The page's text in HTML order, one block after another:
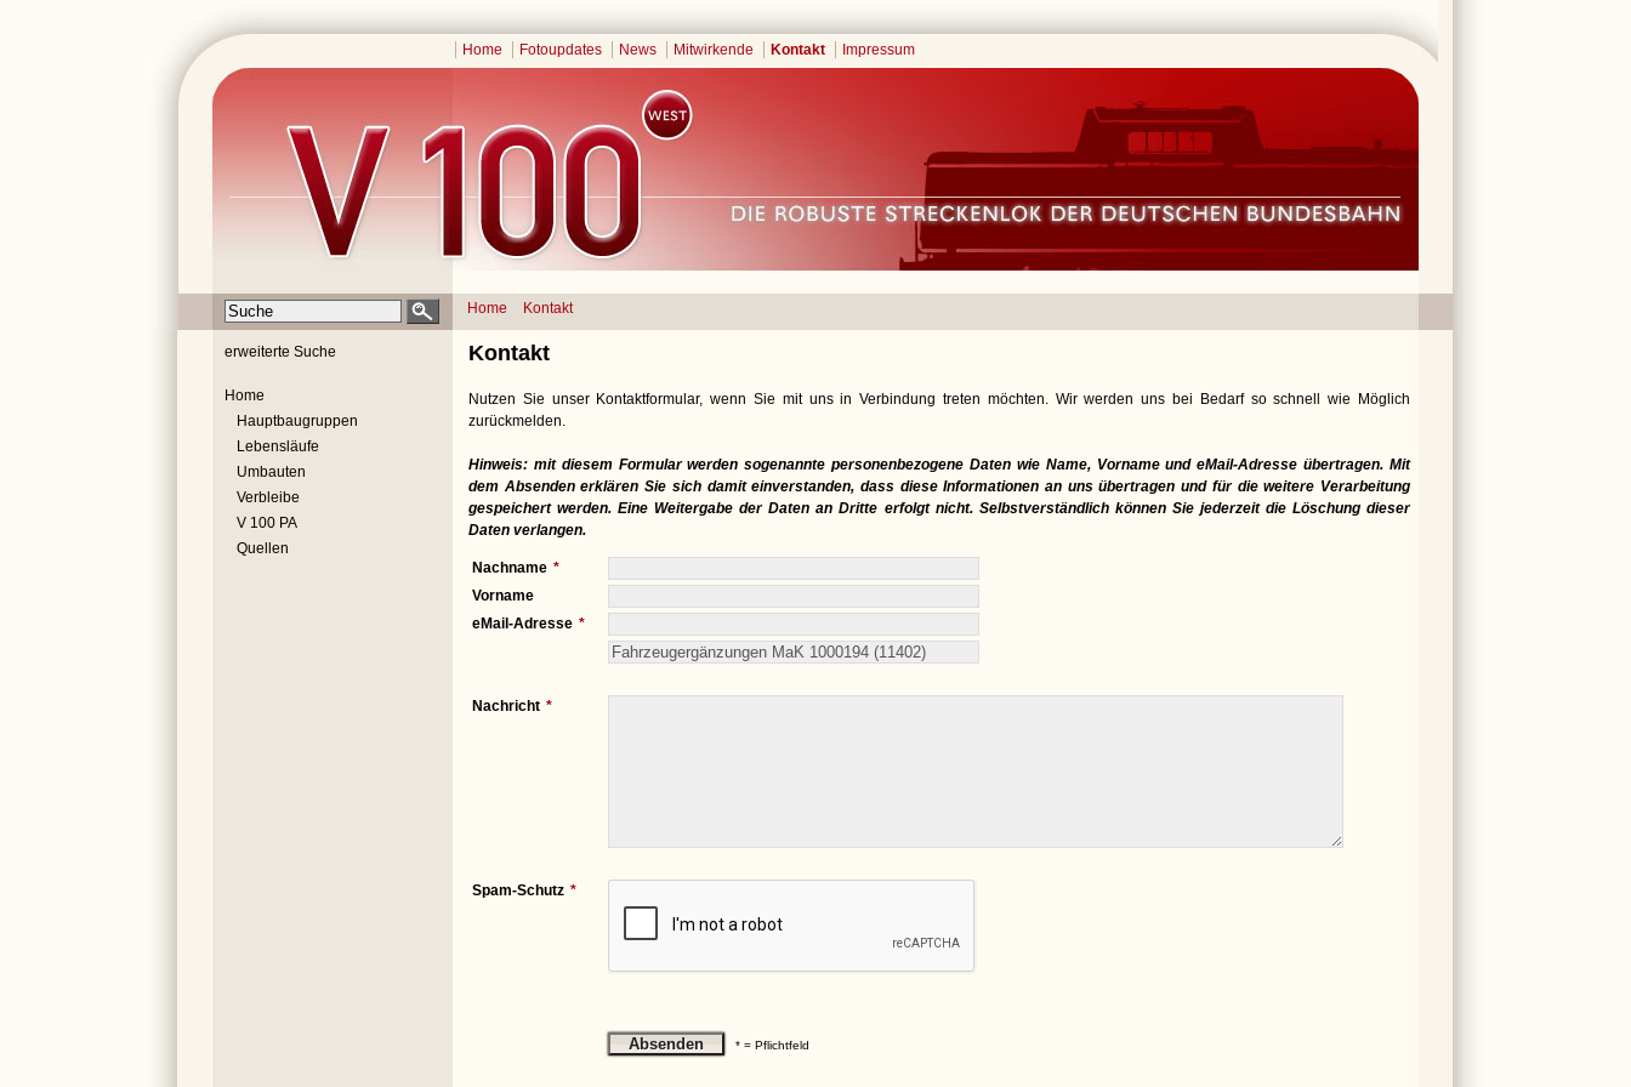
Home Fotoupdates News Mitwirkende Kontakt Impressum
Home Kontakt
erweiterte Suche
Home
Hauptbaugruppen
Lebensläufe
Umbauten
Verbleibe
V 100 PA
Quellen
Kontakt
Nutzen Sie unser Kontaktformular, wenn Sie mit uns in Verbindung treten möchten. Wir werden uns bei Bedarf so schnell wie Möglich
zurückmelden.
Hinweis: mit diesem Formular werden sogenannte personenbezogene Daten wie Name, Vorname und eMail-Adresse übertragen. Mit
dem Absenden erklären Sie sich damit einverstanden, dass diese Informationen an uns übertragen und für die weitere Verarbeitung
gespeichert werden. Eine Weitergabe der Daten an Dritte erfolgt nicht. Selbstverständlich können Sie jederzeit die Löschung dieser
Daten verlangen.
Nachname
Vorname
eMail-Adresse
Nachricht
Spam-Schutz
* = Pflichtfeld